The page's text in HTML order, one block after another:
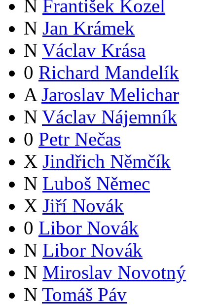
N František Kozel
N Jan Krámek
N Václav Krása
0 Richard Mandelík
A Jaroslav Melichar
N Václav Nájemník
0 Petr Nečas
X Jindřich Němčík
N Luboš Němec
X Jiří Novák
0 Libor Novák
N Libor Novák
N Miroslav Novotný
N Tomáš Páv